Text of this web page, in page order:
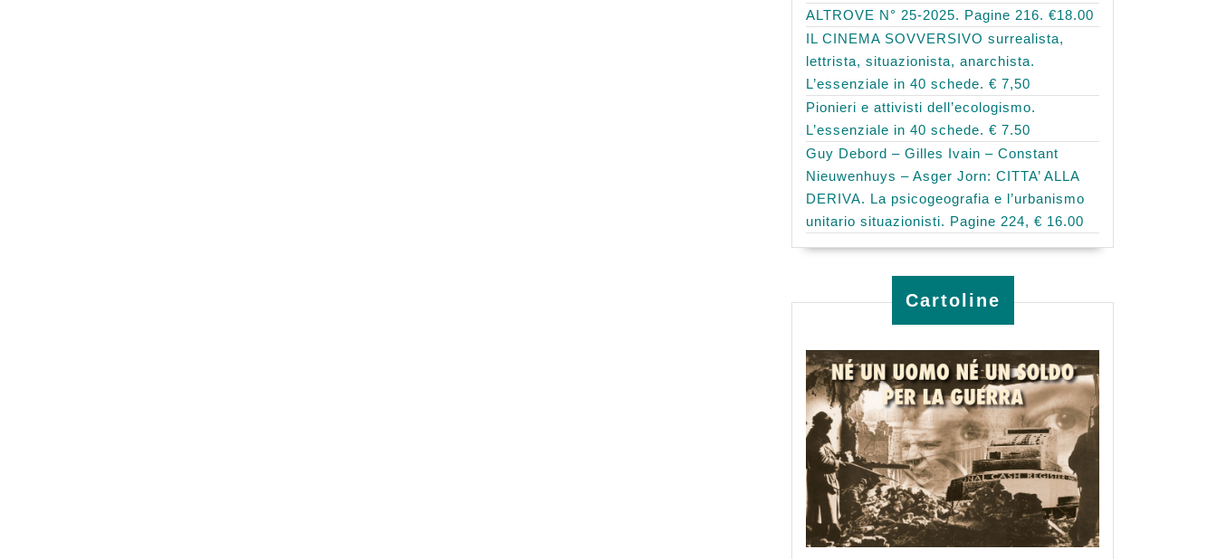
ALTROVE N° 25-2025. Pagine 216. €18.00
IL CINEMA SOVVERSIVO surrealista,
lettrista, situazionista, anarchista.
L’essenziale in 40 schede. € 7,50
Pionieri e attivisti dell’ecologismo.
L’essenziale in 40 schede. € 7.50
Guy Debord – Gilles Ivain – Constant
Nieuwenhuys – Asger Jorn: CITTA’ ALLA
DERIVA. La psicogeografia e l’urbanismo
unitario situazionisti. Pagine 224, € 16.00
Cartoline